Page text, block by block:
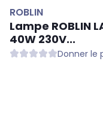
ROBLIN
Lampe ROBLIN
40W 230V...
Donner le